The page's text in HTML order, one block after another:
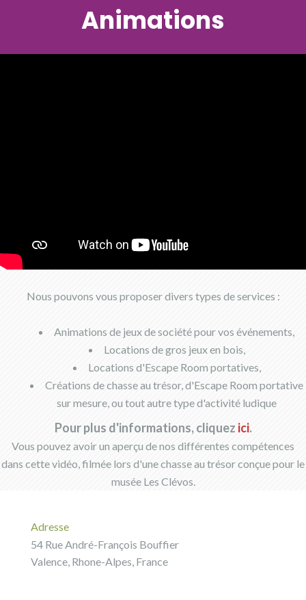
Animations
Nous pouvons vous proposer divers types de services :
Animations de jeux de société pour vos événements,
Locations de gros jeux en bois,
Locations d'Escape Room portatives,
Créations de chasse au trésor, d'Escape Room portative
sur mesure, ou tout autre type d'activité ludique
Pour plus d'informations, cliquez ici.
Vous pouvez avoir un aperçu de nos différentes compétences
dans cette vidéo, filmée lors d'une chasse au trésor conçue pour le
musée Les Clévos.
Adresse
54 Rue André-François Bouffier
Valence, Rhone-Alpes, France